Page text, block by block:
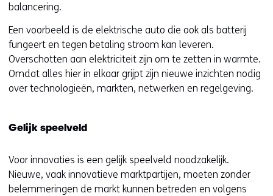
balancering.
Een voorbeeld is de elektrische auto die ook als batterij
fungeert en tegen betaling stroom kan leveren.
Overschotten aan elektriciteit zijn om te zetten in warmte.
Omdat alles hier in elkaar grijpt zijn nieuwe inzichten nodig
over technologieën, markten, netwerken en regelgeving.
Gelijk speelveld
Voor innovaties is een gelijk speelveld noodzakelijk.
Nieuwe, vaak innovatieve marktpartijen, moeten zonder
belemmeringen de markt kunnen betreden en volgens